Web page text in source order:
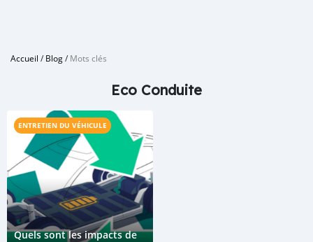
Accueil /Blog/Mots clés
Eco Conduite
ENTRETIEN DU VÉHICULE
Quels sont les impacts de